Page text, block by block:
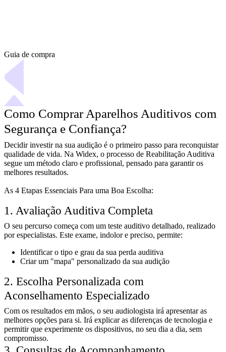
Guia de compra
Como Comprar Aparelhos Auditivos com
Segurança e Confiança?​
Decidir investir na sua audição é o primeiro passo para reconquistar
qualidade de vida. Na Widex, o processo de Reabilitação Auditiva
segue um método claro e profissional, pensado para garantir os
melhores resultados.​ ​
As 4 Etapas Essenciais Para uma Boa Escolha:
1. Avaliação Auditiva Completa
O seu percurso começa com um teste auditivo detalhado, realizado
por especialistas. Este exame, indolor e preciso, permite:
Identificar o tipo e grau da sua perda auditiva
Criar um "mapa" personalizado da sua audição
​2. Escolha Personalizada com
Aconselhamento Especializado
Com os resultados em mãos, o seu audiologista irá apresentar as
melhores opções para si. Irá explicar as diferenças de tecnologia e
permitir que experimente os dispositivos, no seu dia a dia, sem
compromisso.